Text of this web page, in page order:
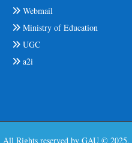
Webmail
Ministry of Education
UGC
a2i
All Rights reserved by GAU © 2025.